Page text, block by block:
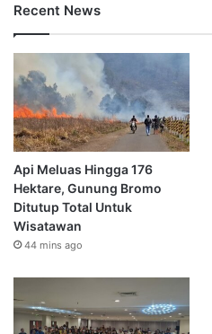
Recent News
Api Meluas Hingga 176
Hektare, Gunung Bromo
Ditutup Total Untuk
Wisatawan
44 mins ago